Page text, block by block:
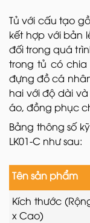
Tủ với cấu tạo
kết hợp với bản
đối trong quá
trong tủ có
đựng đồ cá
hai với độ dài
áo, đồng phục
Bảng thông số
LK01-C như sau:
Tên sản phẩm
Kích thước
x Cao)